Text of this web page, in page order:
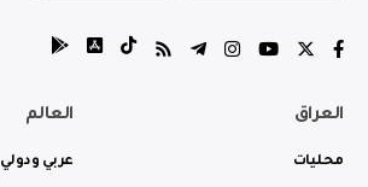
العراق
محليات
العالم
عربي ودولي